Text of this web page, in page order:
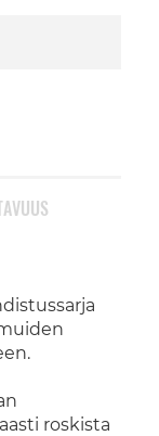
roskista